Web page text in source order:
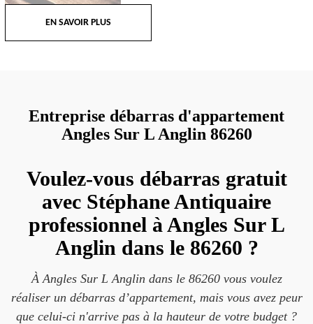
EN SAVOIR PLUS
Entreprise débarras d'appartement
Angles Sur L Anglin 86260
Voulez-vous débarras gratuit
avec Stéphane Antiquaire
professionnel à Angles Sur L
Anglin dans le 86260 ?
À Angles Sur L Anglin dans le 86260 vous voulez
réaliser un débarras d’appartement, mais vous avez peur
que celui-ci n'arrive pas à la hauteur de votre budget ?